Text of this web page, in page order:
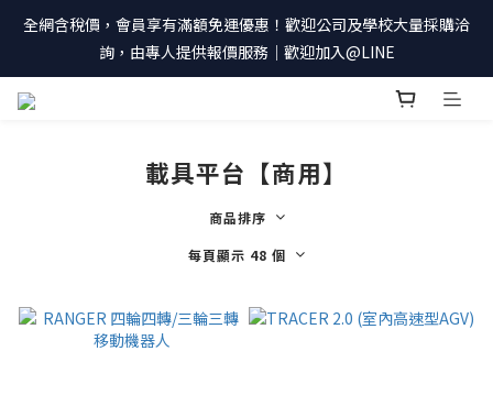
全網含稅價，會員享有滿額免運優惠！歡迎公司及學校大量採購洽
詢，由專人提供報價服務｜歡迎加入@LINE
載具平台【商用】
商品排序
每頁顯示 48 個